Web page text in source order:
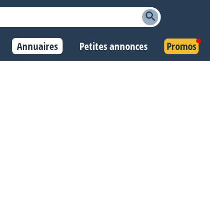
Annuaires Petites annonces Promos